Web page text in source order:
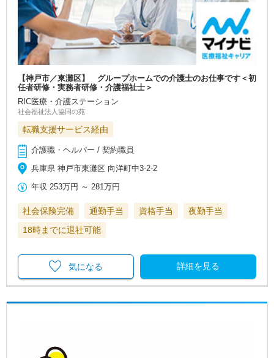
【神戸市／東灘区】 グループホームでの介護士のお仕事です＜初
任者研修・実務者研修・介護福祉士＞
RIC医療・介護ステーション
社会福祉法人協同の苑
転職支援サービス経由
介護職・ヘルパー / 契約職員
兵庫県 神戸市東灘区 向洋町中3-2-2
年収 253万円 ～ 281万円
社会保険完備 通勤手当 資格手当
夜勤手当
18時までに退社可能
詳細を見る
気になる